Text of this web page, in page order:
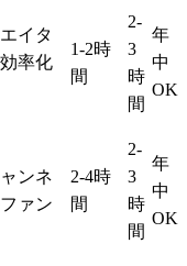
イタ
率化
1-2時
間
2-
3
時
間
年
中
OK
ンネ
ァン
2-4時
間
2-
3
時
間
年
中
OK